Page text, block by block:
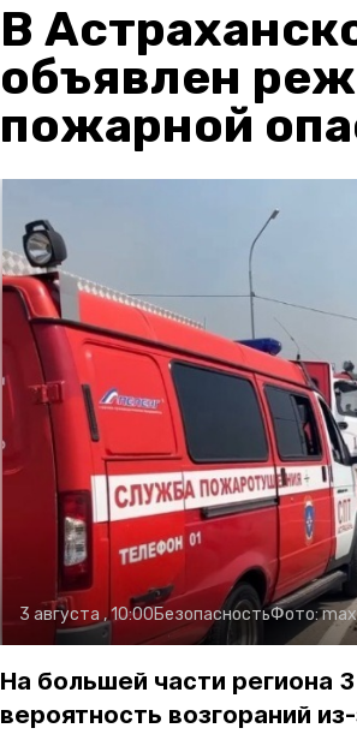
В
объявлен
пожарной
3 августа , 10:00БезопасностьФото:
На большей части региона
вероятность возгораний